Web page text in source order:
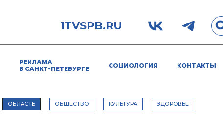
1TVSPB.RU
РЕКЛАМА
В САНКТ-ПЕТЕБУРГЕ
СОЦИОЛОГИЯ КОНТАКТЫ
ОБЛАСТЬ ОБЩЕСТВО КУЛЬТУРА ЗДОРОВЬЕ